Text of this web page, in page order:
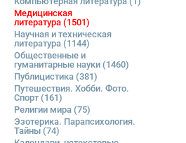
Медицинская
литература (1501)
Научная и техническая
литература (1144)
Общественные и
гуманитарные науки (1460)
Публицистика (381)
Путешествия. Хобби. Фото.
Спорт(161)
Религии мира (75)
Эзотерика. Парапсихология.
Тайны (74)